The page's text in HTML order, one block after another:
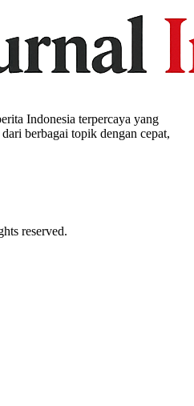
Indonesia terpercaya yang
berbagai topik dengan cepat,
reserved.